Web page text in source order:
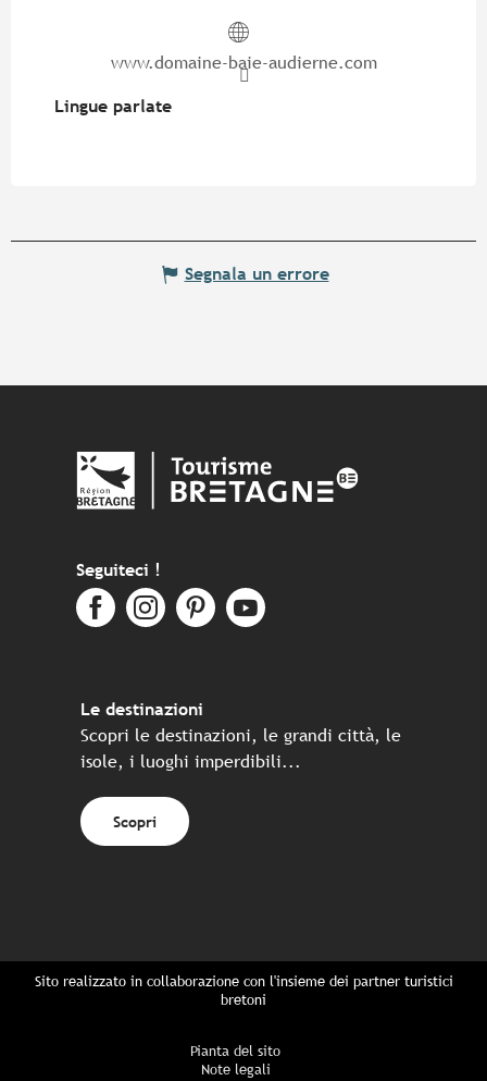
www.domaine-baie-audierne.com
Lingue parlate
Lingue parlate
Segnala un errore
Seguiteci !
Le destinazioni
Scopri le destinazioni, le grandi città, le
isole, i luoghi imperdibili...
Scopri
Sito realizzato in collaborazione con l'insieme dei partner turistici
bretoni
Pianta del sito
Note legali